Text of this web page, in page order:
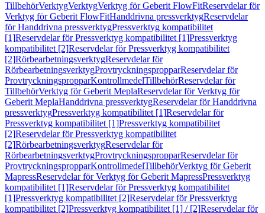
TillbehörVerktygVerktygVerktyg för Geberit FlowFitReservdelar för
Verktyg för Geberit FlowFitHanddrivna pressverktygReservdelar
för Handdrivna pressverktygPressverktyg kompatibilitet
[1]Reservdelar för Pressverktyg kompatibilitet [1]Pressverktyg
kompatibilitet [2]Reservdelar för Pressverktyg kompatibilitet
[2]RörbearbetningsverktygReservdelar för
RörbearbetningsverktygProvtryckningspropparReservdelar för
ProvtryckningspropparKontrollmedelTillbehörReservdelar för
TillbehörVerktyg för Geberit MeplaReservdelar för Verktyg för
Geberit MeplaHanddrivna pressverktygReservdelar för Handdrivna
pressverktygPressverktyg kompatibilitet [1]Reservdelar för
Pressverktyg kompatibilitet [1]Pressverktyg kompatibilitet
[2]Reservdelar för Pressverktyg kompatibilitet
[2]RörbearbetningsverktygReservdelar för
RörbearbetningsverktygProvtryckningspropparReservdelar för
ProvtryckningspropparKontrollmedelTillbehörVerktyg för Geberit
MapressReservdelar för Verktyg för Geberit MapressPressverktyg
kompatibilitet [1]Reservdelar för Pressverktyg kompatibilitet
[1]Pressverktyg kompatibilitet [2]Reservdelar för Pressverktyg
kompatibilitet [2]Pressverktyg kompatibilitet [1] / [2]Reservdelar för